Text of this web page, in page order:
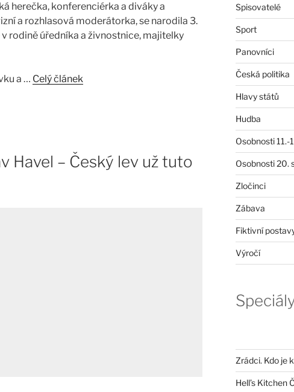
herečka, konferenciérka a diváky a
a rozhlasová moderátorka, se narodila 3.
rodině úředníka a živnostnice, majitelky
a … Celý článek
Havel – Český lev už tuto
Spisovatelé
Sport
Panovníci
Česká politika
Hlavy států
Hudba
Osobnosti 11.-
Osobnosti 20.
Zločinci
Zábava
Fiktivní
Výročí
Zrádci. Kdo je
Hell’s Kitchen